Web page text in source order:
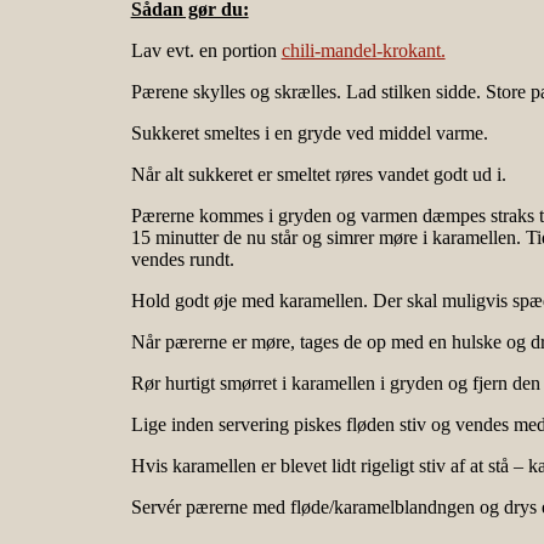
Sådan gør du:
Lav evt. en portion chili-mandel-krokant.
Pærene skylles og skrælles. Lad stilken sidde. Store
Sukkeret smeltes i en gryde ved middel varme.
Når alt sukkeret er smeltet røres vandet godt ud i.
Pærerne kommes i gryden og varmen dæmpes
15 minutter de nu står og simrer møre i karamellen.
vendes rundt.
Hold godt øje med karamellen. Der skal muligvis
Når pærerne er møre, tages de op med en hulske og
Rør hurtigt smørret i karamellen i gryden og fjern
Lige inden servering piskes fløden stiv og vendes
Hvis karamellen er blevet lidt rigeligt stiv af at stå –
Servér pærerne med fløde/karamelblandngen og drys